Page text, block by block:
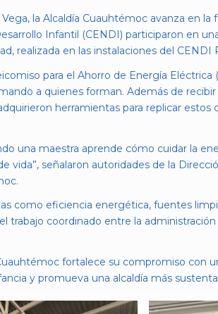
la Alcaldía Cuauhtémoc avanza en
Infantil (CENDI) participaron en
realizada en las instalaciones del CENDI
para el Ahorro de Energía
a quienes forman. Además de
herramientas para replicar estos
una maestra aprende cómo cuidar la
vida”, señalaron autoridades de la
como eficiencia energética, fuentes
trabajo coordinado entre la
fortalece su compromiso con
y promueva una alcaldía más